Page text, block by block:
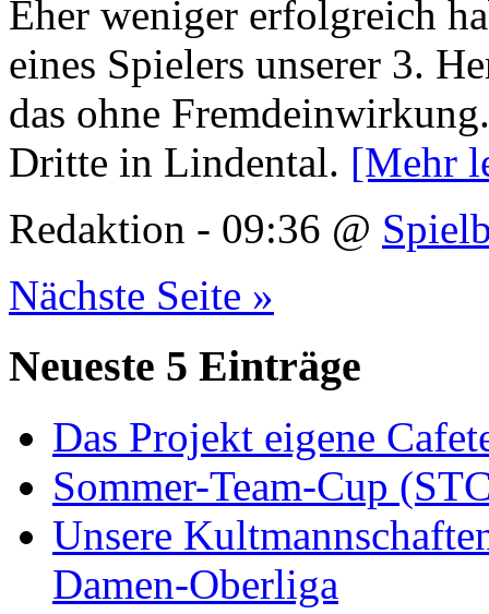
Eher weniger erfolgreich
eines Spielers unserer 3.
das ohne
Dritte in Lindental. [Mehr
Redaktion - 09:36 @
Nächste Seite »
Neueste 5 Einträge
Das Projekt eigene
Sommer-Team-Cup
Unsere
Damen-Oberliga